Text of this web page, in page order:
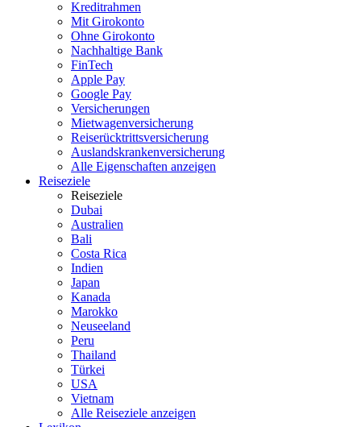
Kreditrahmen
Mit Girokonto
Ohne Girokonto
Nachhaltige Bank
FinTech
Apple Pay
Google Pay
Versicherungen
Mietwagenversicherung
Reiserücktrittsversicherung
Auslandskrankenversicherung
Alle Eigenschaften anzeigen
Reiseziele
Reiseziele
Dubai
Australien
Bali
Costa Rica
Indien
Japan
Kanada
Marokko
Neuseeland
Peru
Thailand
Türkei
USA
Vietnam
Alle Reiseziele anzeigen